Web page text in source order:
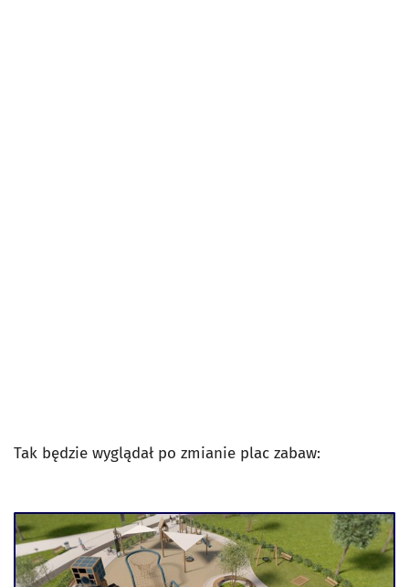
Tak będzie wyglądał po zmianie plac zabaw: